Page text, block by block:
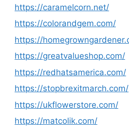
https://caramelcorn.net/
https://colorandgem.com/
https://
https://greatvalueshop.com/
https://redhatsamerica.com/
https://stopbrexitmarch.com/
https://ukflowerstore.com/
https://matcolik.com/